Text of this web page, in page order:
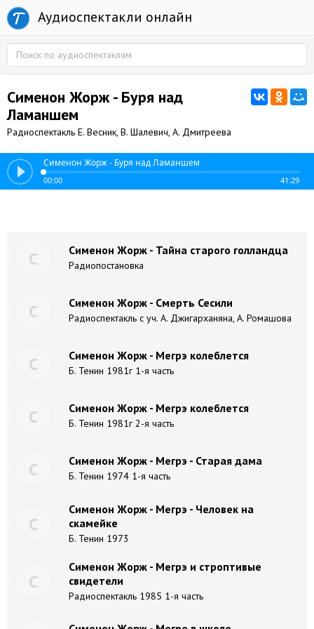
Аудиоспектакли онлайн
Сименон Жорж - Буря над
Ламаншем
Радиоспектакль Е. Весник, В. Шалевич, А. Дмитреева
Сименон Жорж - Буря над Ламаншем
00:00 41:29
С Сименон Жорж - Тайна старого голландца
Радиопостановка
С Сименон Жорж - Смерть Сесили
Радиоспектакль с уч. А. Джигарханяна, А. Ромашова
С Сименон Жорж - Мегрэ колеблется
Б. Тенин 1981г 1-я часть
С Сименон Жорж - Мегрэ колеблется
Б. Тенин 1981г 2-я часть
С Сименон Жорж - Мегрэ - Старая дама
Б. Тенин 1974 1-я часть
С
Сименон Жорж - Мегрэ - Человек на
скамейке
Б. Тенин 1973
С
Сименон Жорж - Мегрэ и строптивые
свидетели
Радиоспектакль 1985 1-я часть